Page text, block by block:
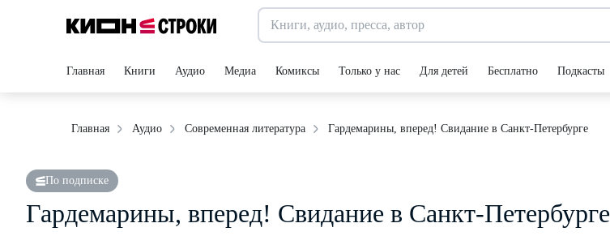
Главная Книги Аудио Медиа Комиксы Только у нас Для детей Бесплатно Подкасты
Главная Аудио Современная литература Гардемарины, вперед! Свидание в Санкт-Петербурге
По подписке
Гардемарины, вперед! Свидание в Санкт-Петербурге